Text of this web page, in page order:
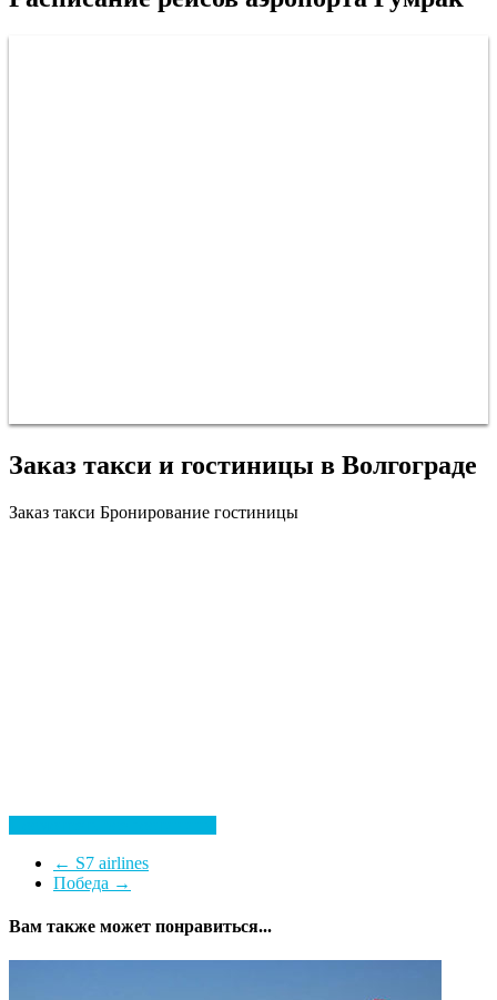
Заказ такси и гостиницы в Волгограде
Заказ такси Бронирование гостиницы
← S7 airlines
Победа →
Вам также может понравиться...